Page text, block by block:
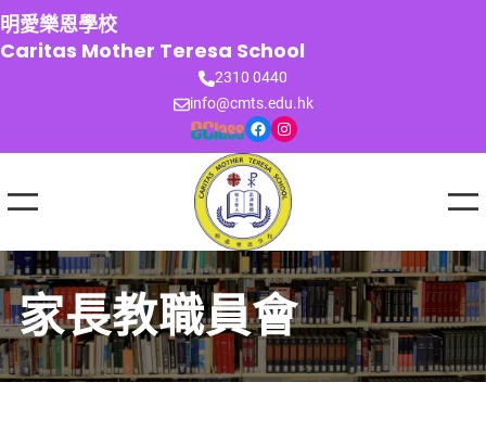
跳
至
主
明愛樂恩學校
Caritas Mother Teresa School
2310 0440
info@cmts.edu.hk
Facebook Instagram
家長教職員會